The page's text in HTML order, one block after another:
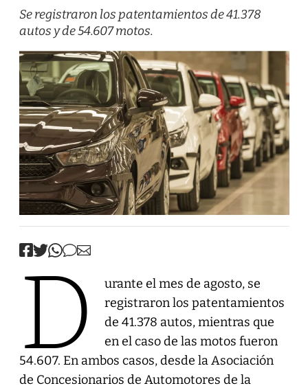
Se registraron los patentamientos de 41.378
autos y de 54.607 motos.
D
urante el mes de agosto, se
registraron los patentamientos
de 41.378 autos, mientras que
en el caso de las motos fueron
54.607. En ambos casos, desde la Asociación
de Concesionarios de Automotores de la